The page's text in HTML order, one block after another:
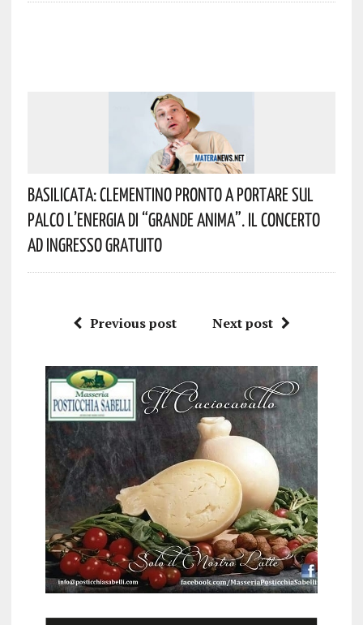
Basilicata: Clementino Pronto A Portare Sul
Palco L’energia Di “Grande Anima”. Il Concerto
Ad Ingresso Gratuito
Previous post Next post